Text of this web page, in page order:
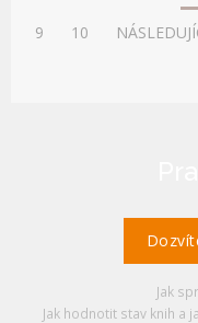
9 10
Jak
Jak hodnotit stav knih a